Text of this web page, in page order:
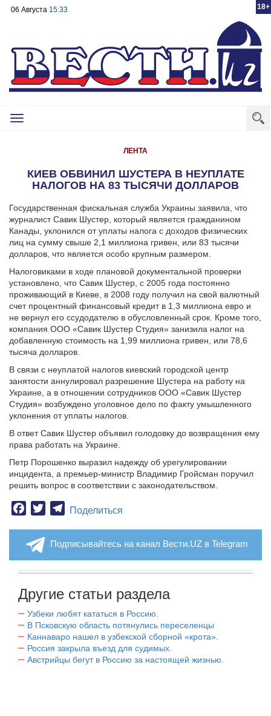
18+
06 Августа 15:33
Toggle
ЛЕНТА
КИЕВ ОБВИНИЛ ШУСТЕРА В НЕУПЛАТЕ
НАЛОГОВ НА 83 ТЫСЯЧИ ДОЛЛАРОВ
Государственная фискальная служба Украины заявила, что
журналист Савик Шустер, который является гражданином
Канады, уклонился от уплаты налога с доходов физических
лиц на сумму свыше 2,1 миллиона гривен, или 83 тысячи
долларов, что является особо крупным размером.
Налоговиками в ходе плановой документальной проверки
установлено, что Савик Шустер, с 2005 года постоянно
проживающий в Киеве, в 2008 году получил на свой валютный
счет процентный финансовый кредит в 1,3 миллиона евро и
не вернул его ссудодателю в обусловленный срок. Кроме того,
компания ООО «Савик Шустер Студия» занизила налог на
добавленную стоимость на 1,99 миллиона гривен, или 78,6
тысяча долларов.
В связи с неуплатой налогов киевский городской центр
занятости аннулировал разрешение Шустера на работу на
Украине, а в отношении сотрудников ООО «Савик Шустер
Студия» возбуждено уголовное дело по факту умышленного
уклонения от уплаты налогов.
В ответ Савик Шустер объявил голодовку до возвращения ему
права работать на Украине.
Петр Порошенко выразил надежду об урегулировании
инцидента, а премьер-министр Владимир Гройсман поручил
решить вопрос в соответствии с законодательством.
Facebook
TwitterTelegram
Поделиться
Подписывайтесь на канал Вести.UZ в Telegram
Другие статьи раздела
Узбеки любят кататься в Россию.
В Псковскую область потянулись переселенцы
Каннаваро нашел в узбекской сборной «крота».
Россия закрыла въезд для судимых.
Австрийцы бегут в Россию за настоящей жизнью.